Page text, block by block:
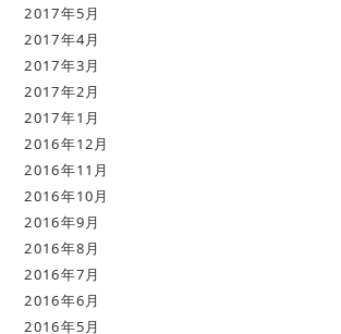
2017年5月
2017年4月
2017年3月
2017年2月
2017年1月
2016年12月
2016年11月
2016年10月
2016年9月
2016年8月
2016年7月
2016年6月
2016年5月